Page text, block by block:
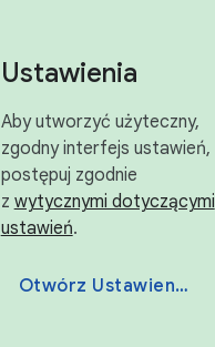
Ustawienia
Aby utworzyć użyteczny,
zgodny interfejs ustawień,
postępuj zgodnie
z wytycznymi dotyczącymi
ustawień.
Otwórz Ustawienia